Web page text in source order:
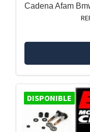
Cadena Afam
DISPONIBLE